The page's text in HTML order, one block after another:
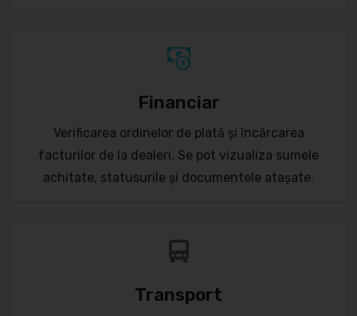
Financiar
Verificarea ordinelor de plată și încărcarea
facturilor de la dealeri. Se pot vizualiza sumele
achitate, statusurile și documentele atașate.
Transport